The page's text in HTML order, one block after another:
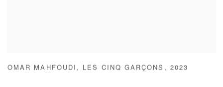
OMAR MAHFOUDI , LES CINQ GARÇONS , 2023